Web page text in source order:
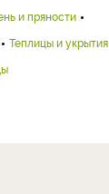
и пряности
Теплицы и укрытия